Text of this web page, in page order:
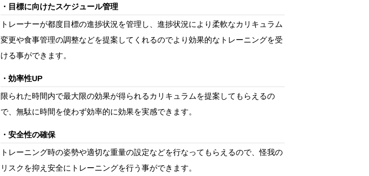
目標に向けたスケジュール管理
トレーナーが都度目標の進捗状況を管理し、進捗状況により柔軟なカリキュラム
変更や食事管理の調整などを提案してくれるのでより効果的なトレーニングを受
ける事ができます。
効率性UP
限られた時間内で最大限の効果が得られるカリキュラムを提案してもらえるの
で、無駄に時間を使わず効率的に効果を実感できます。
安全性の確保
トレーニング時の姿勢や適切な重量の設定などを行なってもらえるので、怪我の
リスクを抑え安全にトレーニングを行う事ができます。